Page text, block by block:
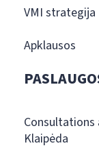
VMI strategija
Apklausos
Klaipėda